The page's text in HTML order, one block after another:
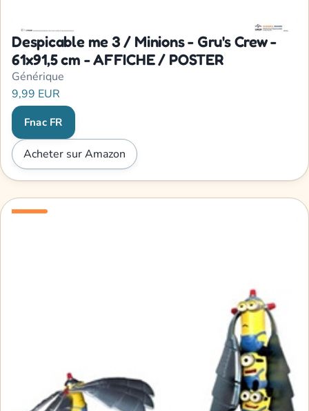
Despicable me 3 / Minions - Gru's Crew -
61x91,5 cm - AFFICHE / POSTER
Générique
9,99 EUR
Fnac FR
Acheter sur Amazon